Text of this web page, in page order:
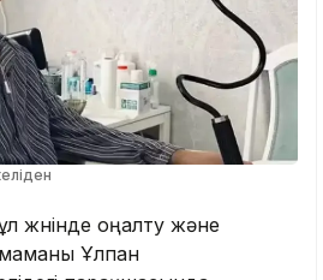
жөнінде оңалту және
маманы Ұлпан